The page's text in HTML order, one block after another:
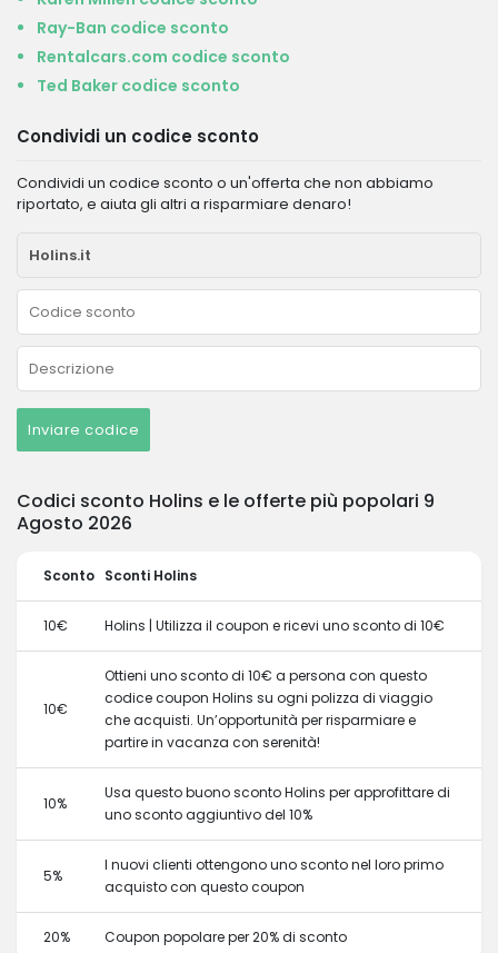
Ray-Ban codice sconto
Rentalcars.com codice sconto
Ted Baker codice sconto
Condividi un codice sconto
Condividi un codice sconto o un'offerta che non abbiamo
riportato, e aiuta gli altri a risparmiare denaro!
Inviare codice
Codici sconto Holins e le offerte più popolari 9
Agosto 2026
Sconto Sconti Holins
10€ Holins | Utilizza il coupon e ricevi uno sconto di 10€
10€
Ottieni uno sconto di 10€ a persona con questo
codice coupon Holins su ogni polizza di viaggio
che acquisti. Un’opportunità per risparmiare e
partire in vacanza con serenità!
10%
Usa questo buono sconto Holins per approfittare di
uno sconto aggiuntivo del 10%
5%
I nuovi clienti ottengono uno sconto nel loro primo
acquisto con questo coupon
20% Coupon popolare per 20% di sconto